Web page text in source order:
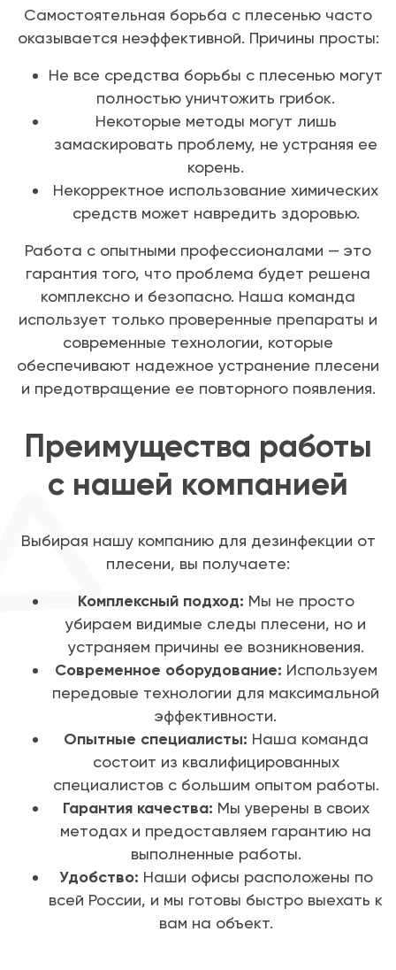
Самостоятельная борьба с плесенью часто
оказывается неэффективной. Причины просты:
Не все средства борьбы с плесенью могут
полностью уничтожить грибок.
Некоторые методы могут лишь
замаскировать проблему, не устраняя ее
корень.
Некорректное использование химических
средств может навредить здоровью.
Работа с опытными профессионалами — это
гарантия того, что проблема будет решена
комплексно и безопасно. Наша команда
использует только проверенные препараты и
современные технологии, которые
обеспечивают надежное устранение плесени
и предотвращение ее повторного появления.
Преимущества работы
с нашей компанией
Выбирая нашу компанию для дезинфекции от
плесени, вы получаете:
Комплексный подход: Мы не просто
убираем видимые следы плесени, но и
устраняем причины ее возникновения.
Современное оборудование: Используем
передовые технологии для максимальной
эффективности.
Опытные специалисты: Наша команда
состоит из квалифицированных
специалистов с большим опытом работы.
Гарантия качества: Мы уверены в своих
методах и предоставляем гарантию на
выполненные работы.
Удобство: Наши офисы расположены по
всей России, и мы готовы быстро выехать к
вам на объект.